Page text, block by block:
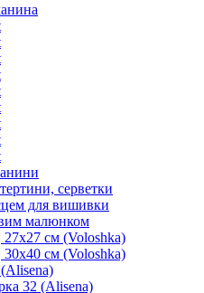
серветки
для вишивки
малюнком
27х27 см (Voloshka)
30х40 см (Voloshka)
32 (Alisena)